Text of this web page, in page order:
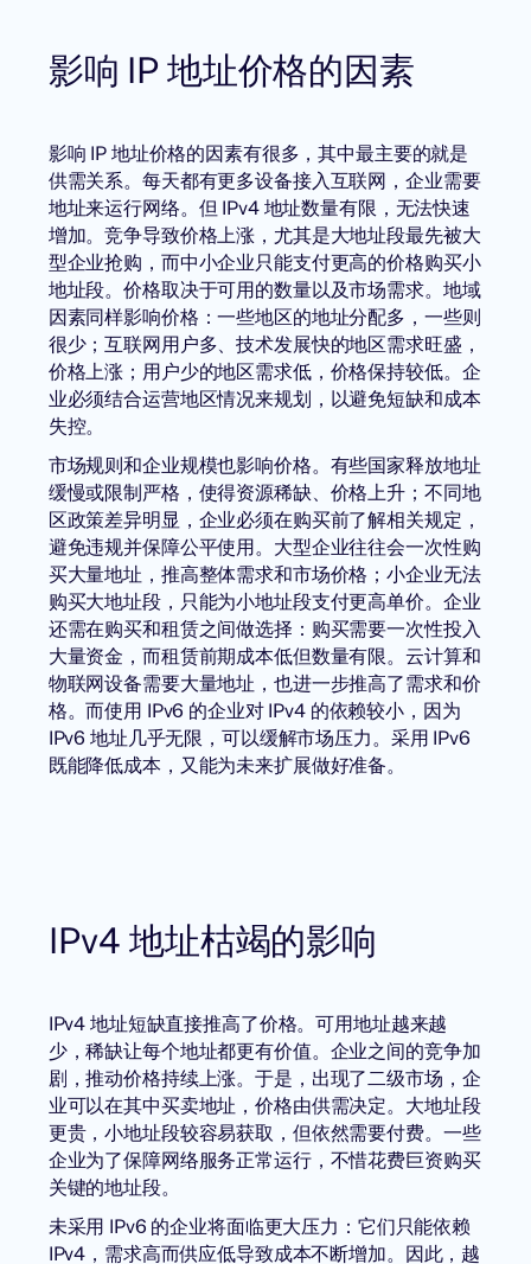
影响 IP 地址价格的因素
影响 IP 地址价格的因素有很多，其中最主要的就是
供需关系。每天都有更多设备接入互联网，企业需要
地址来运行网络。但 IPv4 地址数量有限，无法快速
增加。竞争导致价格上涨，尤其是大地址段最先被大
型企业抢购，而中小企业只能支付更高的价格购买小
地址段。价格取决于可用的数量以及市场需求。地域
因素同样影响价格：一些地区的地址分配多，一些则
很少；互联网用户多、技术发展快的地区需求旺盛，
价格上涨；用户少的地区需求低，价格保持较低。企
业必须结合运营地区情况来规划，以避免短缺和成本
失控。
市场规则和企业规模也影响价格。有些国家释放地址
缓慢或限制严格，使得资源稀缺、价格上升；不同地
区政策差异明显，企业必须在购买前了解相关规定，
避免违规并保障公平使用。大型企业往往会一次性购
买大量地址，推高整体需求和市场价格；小企业无法
购买大地址段，只能为小地址段支付更高单价。企业
还需在购买和租赁之间做选择：购买需要一次性投入
大量资金，而租赁前期成本低但数量有限。云计算和
物联网设备需要大量地址，也进一步推高了需求和价
格。而使用 IPv6 的企业对 IPv4 的依赖较小，因为
IPv6 地址几乎无限，可以缓解市场压力。采用 IPv6
既能降低成本，又能为未来扩展做好准备。
IPv4 地址枯竭的影响
IPv4 地址短缺直接推高了价格。可用地址越来越
少，稀缺让每个地址都更有价值。企业之间的竞争加
剧，推动价格持续上涨。于是，出现了二级市场，企
业可以在其中买卖地址，价格由供需决定。大地址段
更贵，小地址段较容易获取，但依然需要付费。一些
企业为了保障网络服务正常运行，不惜花费巨资购买
关键的地址段。
未采用 IPv6 的企业将面临更大压力：它们只能依赖
IPv4，需求高而供应低导致成本不断增加。因此，越